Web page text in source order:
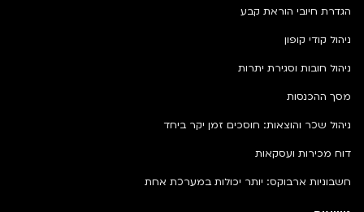
הגדרת חיובי הוראת קבע
ניהול קודי קופון
ניהול חובות וסגירת יתרות
מסך ההכנסות
ניהול שכר והוצאות: חוסכים זמן יקר ביחד
דוח מכירות ועסקאות
חשבוניות ארבוקס: יותר יכולות במערכת אחת